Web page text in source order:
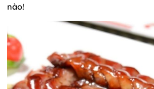
nào!